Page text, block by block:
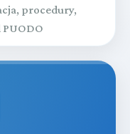
procedury,